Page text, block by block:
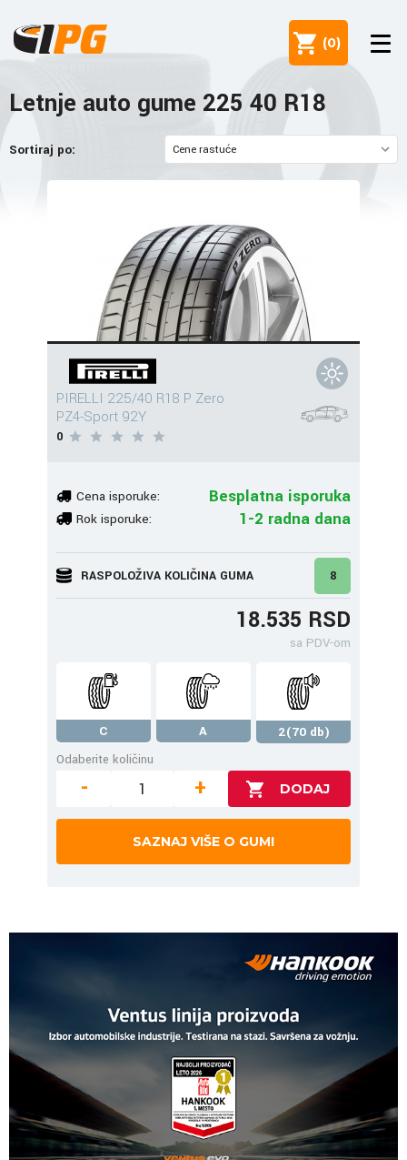
(0)
Letnje auto gume 225 40 R18
Sortiraj po:
PIRELLI 225/40 R18 P Zero
PZ4-Sport 92Y
0
Cena isporuke: Besplatna isporuka
Rok isporuke: 1-2 radna dana
RASPOLOŽIVA KOLIČINA GUMA 8
18.535 RSD
sa PDV-om
C A
2(70 db)
Odaberite količinu
- +
SAZNAJ VIŠE O GUMI